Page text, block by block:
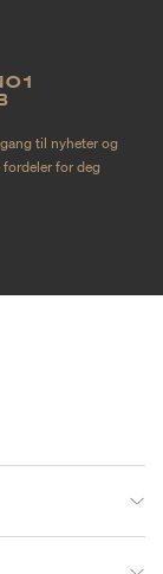
til nyheter og
for deg